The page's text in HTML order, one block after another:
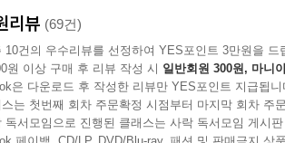
양한 추론 문제
은 아이들이 문제를 풀 때 가장 어려워하는
과적인 추론 연습
리뷰 (69건)
10건의 우수리뷰를 선정하여 YES포인트 3만원을 드
원 이상 구매 후 리뷰 작성 시 일반회원 300원, 마니
은 다운로드 후 작성한 리뷰만 YES포인트 지급됩니
스는 첫번째 회차 주문확정 시점부터 마지막 회차 주
독서모임으로 진행된 클래스는 사락 독서모임 게시